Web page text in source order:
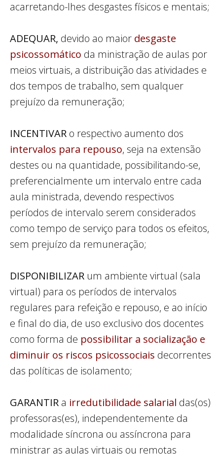
acarretando-lhes desgastes físicos e mentais;
ADEQUAR, devido ao maior desgaste
psicossomático da ministração de aulas por
meios virtuais, a distribuição das atividades e
dos tempos de trabalho, sem qualquer
prejuízo da remuneração;
INCENTIVAR o respectivo aumento dos
intervalos para repouso, seja na extensão
destes ou na quantidade, possibilitando-se,
preferencialmente um intervalo entre cada
aula ministrada, devendo respectivos
períodos de intervalo serem considerados
como tempo de serviço para todos os efeitos,
sem prejuízo da remuneração;
DISPONIBILIZAR um ambiente virtual (sala
virtual) para os períodos de intervalos
regulares para refeição e repouso, e ao início
e final do dia, de uso exclusivo dos docentes
como forma de possibilitar a socialização e
diminuir os riscos psicossociais decorrentes
das políticas de isolamento;
GARANTIR a irredutibilidade salarial das(os)
professoras(es), independentemente da
modalidade síncrona ou assíncrona para
ministrar as aulas virtuais ou remotas